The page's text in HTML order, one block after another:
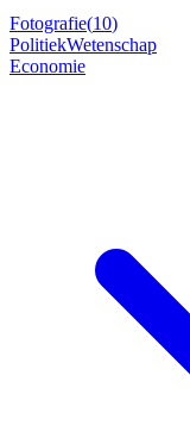
Fotografie(10)
PolitiekWetenschap
Economie